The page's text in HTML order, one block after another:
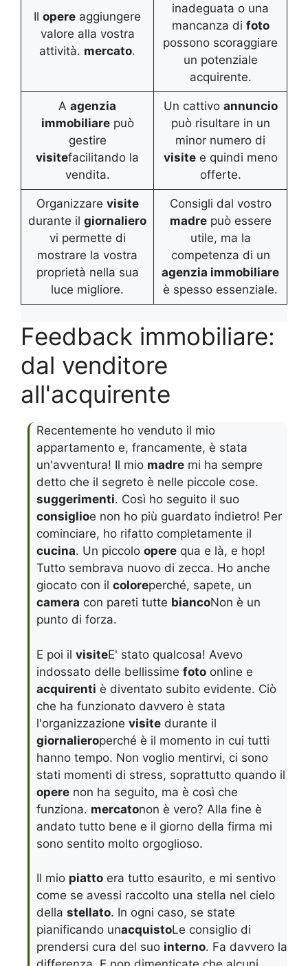
Il opere aggiungere
valore alla vostra
attività. mercato.
inadeguata o una
mancanza di foto
possono scoraggiare
un potenziale
acquirente.
A agenzia
immobiliarepuò
gestire
visitefacilitando la
vendita.
Un cattivo annuncio
può risultare in un
minor numero di
visitee quindi meno
offerte.
Organizzare visite
durante il giornaliero
vi permette di
mostrare la vostra
proprietà nella sua
luce migliore.
Consigli dal vostro
madrepuò essere
utile, ma la
competenza di un
agenzia immobiliare
è spesso essenziale.
Feedback immobiliare:
dal venditore
all'acquirente
Recentemente ho venduto il mio
appartamento e, francamente, è stata
un'avventura! Il mio madre mi ha sempre
detto che il segreto è nelle piccole cose.
suggerimenti. Così ho seguito il suo
consiglioe non ho più guardato indietro! Per
cominciare, ho rifatto completamente il
cucina. Un piccolo opere qua e là, e hop!
Tutto sembrava nuovo di zecca. Ho anche
giocato con il coloreperché, sapete, un
camera con pareti tutte biancoNon è un
punto di forza.
E poi il visiteE' stato qualcosa! Avevo
indossato delle bellissime foto online e
acquirenti è diventato subito evidente. Ciò
che ha funzionato davvero è stata
l'organizzazione visite durante il
giornalieroperché è il momento in cui tutti
hanno tempo. Non voglio mentirvi, ci sono
stati momenti di stress, soprattutto quando il
opere non ha seguito, ma è così che
funziona. mercatonon è vero? Alla fine è
andato tutto bene e il giorno della firma mi
sono sentito molto orgoglioso.
Il mio piatto era tutto esaurito, e mi sentivo
come se avessi raccolto una stella nel cielo
della stellato. In ogni caso, se state
pianificando unacquistoLe consiglio di
prendersi cura del suo interno. Fa davvero la